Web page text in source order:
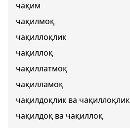
чақим
чақилмоқ
чақиллоқлик
чақиллоқ
чақиллатмоқ
чақилламоқ
чақилдоқлик ва чақиллоқлик
чақилдоқ ва чақиллоқ